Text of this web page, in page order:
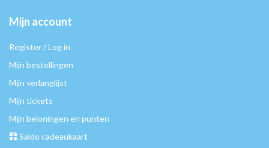
Mijn account
Register / Log in
Mijn bestellingen
Mijn verlanglijst
Mijn tickets
Mijn beloningen en punten
Saldo cadeaukaart